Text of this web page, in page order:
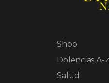
Shop
Dolencias A-Z
Salud